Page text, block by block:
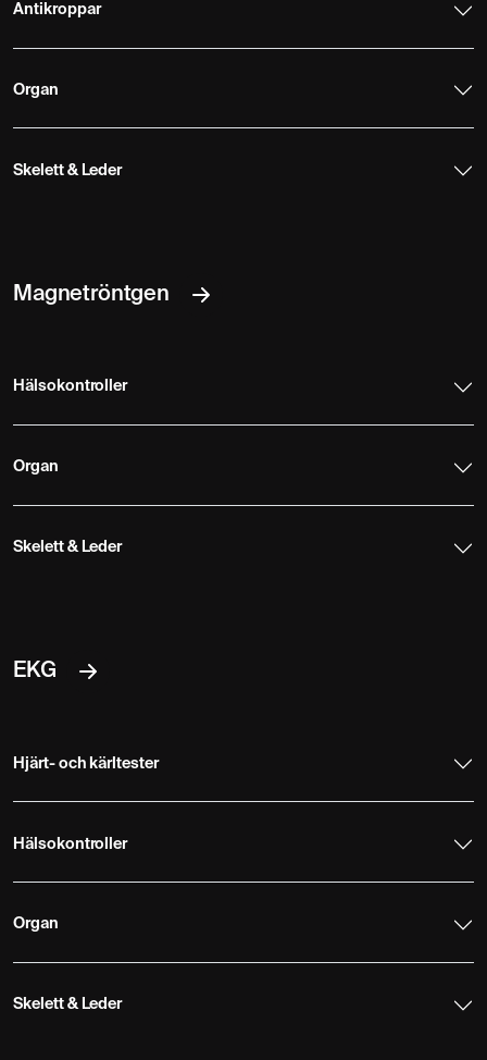
Antikroppar
Organ
Skelett & Leder
Magnetröntgen
Hälsokontroller
Organ
Skelett & Leder
EKG
Hjärt- och kärltester
Hälsokontroller
Organ
Skelett & Leder